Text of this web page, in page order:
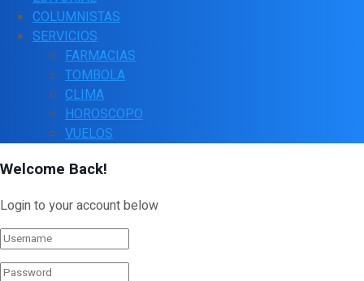
COLUMNISTAS
SERVICIOS
FARMACIAS
TOMBOLA
CLIMA
HOROSCOPO
VUELOS
Welcome Back!
Login to your account below